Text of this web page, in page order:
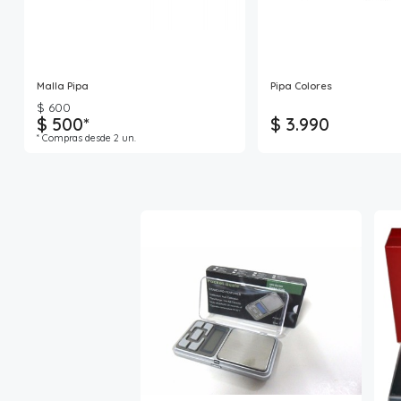
Malla Pipa
$ 600
$ 500*
* Compras desde 2 un.
Pipa Colores
$ 3.990